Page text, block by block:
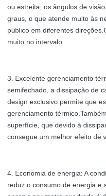
ou estreita, os ângulos de
graus, o que atende muito às
público em diferentes
muito no intervalo.
3. Excelente gerenciamento
semifechado, a dissipação de
design exclusivo permite que
gerenciamento
superfície, que devido à
consegue um melhor efeito de
4. Economia de energia: A
reduz o consumo de energia e